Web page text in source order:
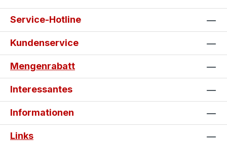
Service-Hotline
Kundenservice
Mengenrabatt
Interessantes
Informationen
Links